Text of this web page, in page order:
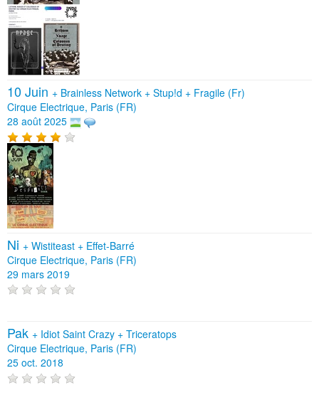
10 Juin + Brainless Network + Stup!d + Fragile (Fr)
Cirque Electrique, Paris (FR)
28 août 2025
Ni + Wistiteast + Effet-Barré
Cirque Electrique, Paris (FR)
29 mars 2019
Pak + Idiot Saint Crazy + Triceratops
Cirque Electrique, Paris (FR)
25 oct. 2018